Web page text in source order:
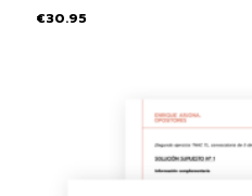
€30.95